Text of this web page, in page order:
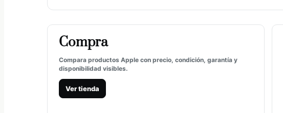
Compra
Compara productos Apple con precio, condición, garantía y
disponibilidad visibles.
Ver tienda